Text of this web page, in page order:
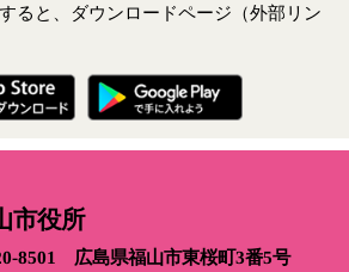
ると、ダウンロードページ（外部リン
市役所
8501 広島県福山市東桜町3番5号